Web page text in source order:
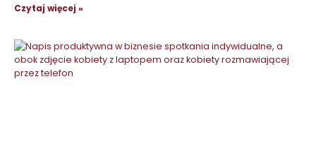
Czytaj więcej »